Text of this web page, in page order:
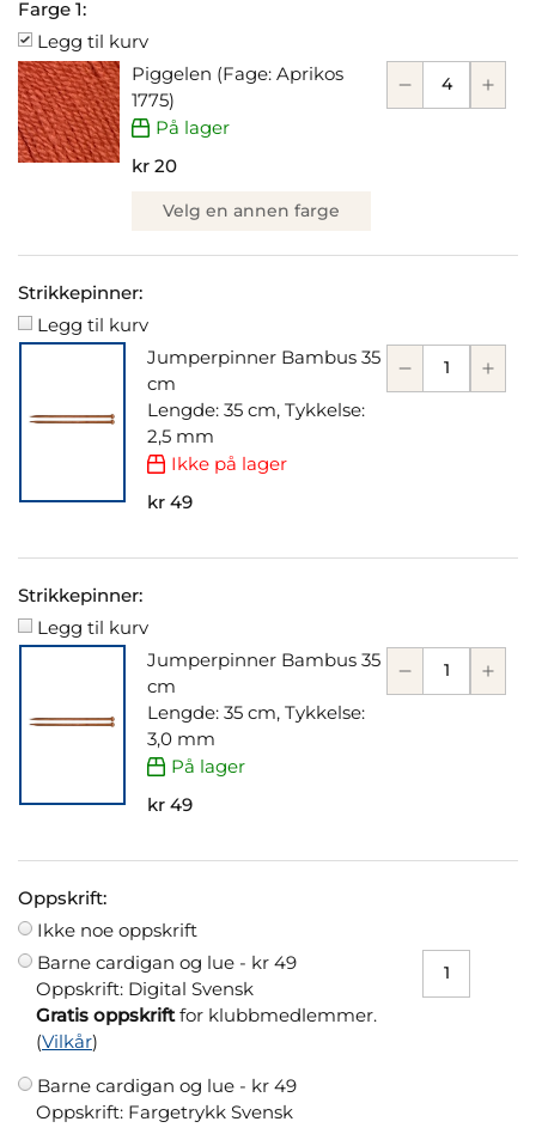
Farge 1:
Legg til kurv
Piggelen (Fage: Aprikos
1775)
På lager
kr 20
Velg en annen farge
Strikkepinner:
Legg til kurv
Jumperpinner Bambus 35
cm
Lengde: 35 cm, Tykkelse:
2,5 mm
Ikke på lager
kr 49
Strikkepinner:
Legg til kurv
Jumperpinner Bambus 35
cm
Lengde: 35 cm, Tykkelse:
3,0 mm
På lager
kr 49
Oppskrift:
Ikke noe oppskrift
Barne cardigan og lue - kr 49
Oppskrift: Digital Svensk
Gratis oppskriftfor klubbmedlemmer.
(Vilkår)
Barne cardigan og lue - kr 49
Oppskrift: Fargetrykk Svensk